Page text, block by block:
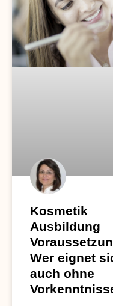
Kosmetik
Ausbildung
Wer eignet
auch ohne